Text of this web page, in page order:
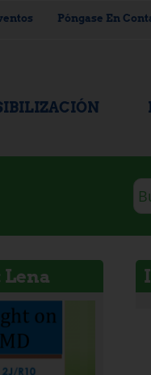
Póngase En
de
Lena